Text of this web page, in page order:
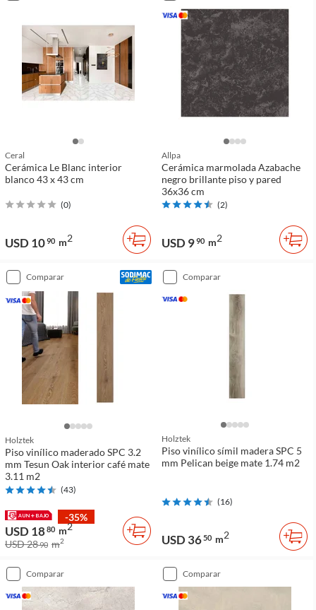
Ceral
Cerámica Le Blanc interior
blanco 43 x 43 cm
(0)
USD 1090 m2
Allpa
Cerámica marmolada Azabache
negro brillante piso y pared
36x36 cm
(2)
USD 990 m2
comparar
Holztek
Piso vinílico maderado SPC 3.2
mm Tesun Oak interior café mate
3.11 m2
(43)
-35%
USD 1880 m2
USD 2890 m2
comparar
Holztek
Piso vinílico símil madera SPC 5
mm Pelican beige mate 1.74 m2
(16)
USD 3650 m2
comparar comparar